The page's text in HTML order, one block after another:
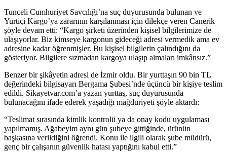
Tunceli Cumhuriyet Savcılığı’na suç duyurusunda bulunan ve
Yurtiçi Kargo’ya zararının karşılanması için dilekçe veren Canerik
şöyle devam etti: “Kargo şirketi üzerinden kişisel bilgilerimize de
ulaşıyorlar. Biz kimseye kargonun gideceği adresi vermedik ama ev
adresine kadar öğrenmişler. Bu kişisel bilgilerin çalındığını da
gösteriyor. Bilgilere sızmadan kargoya ulaşıp almaları imkânsız.”
Benzer bir şikâyetin adresi de İzmir oldu. Bir yurttaşın 90 bin TL
değerindeki bilgisayarı Bergama Şubesi’nde üçüncü bir kişiye teslim
edildi. Sikayetvar.com’a yazan yurttaş, suç duyurusunda
bulunacağını ifade ederek yaşadığı mağduriyeti şöyle aktardı:
“Teslimat sırasında kimlik kontrolü ya da onay kodu uygulaması
yapılmamış. Ağabeyim aynı gün şubeye gittiğinde, ürünün
başkasına verildiğini öğrendi. Konu ile ilgili olarak şube müdürü,
genç bir çalışanın güvenlik hatası yaptığını kabul etti.”